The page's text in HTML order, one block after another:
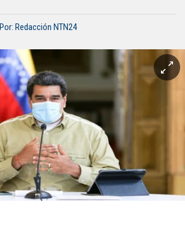
Por: Redacción NTN24